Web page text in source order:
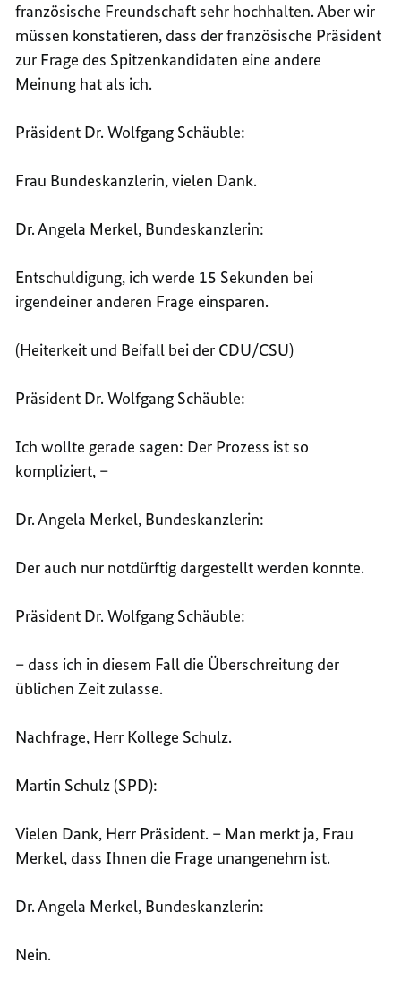
französische Freundschaft sehr hochhalten. Aber wir
müssen konstatieren, dass der französische Präsident
zur Frage des Spitzenkandidaten eine andere
Meinung hat als ich.
Präsident Dr. Wolfgang Schäuble:
Frau Bundeskanzlerin, vielen Dank.
Dr. Angela Merkel, Bundeskanzlerin:
Entschuldigung, ich werde 15 Sekunden bei
irgendeiner anderen Frage einsparen.
(Heiterkeit und Beifall bei der CDU/CSU)
Präsident Dr. Wolfgang Schäuble:
Ich wollte gerade sagen: Der Prozess ist so
kompliziert, –
Dr. Angela Merkel, Bundeskanzlerin:
Der auch nur notdürftig dargestellt werden konnte.
Präsident Dr. Wolfgang Schäuble:
– dass ich in diesem Fall die Überschreitung der
üblichen Zeit zulasse.
Nachfrage, Herr Kollege Schulz.
Martin Schulz (SPD):
Vielen Dank, Herr Präsident. – Man merkt ja, Frau
Merkel, dass Ihnen die Frage unangenehm ist.
Dr. Angela Merkel, Bundeskanzlerin:
Nein.